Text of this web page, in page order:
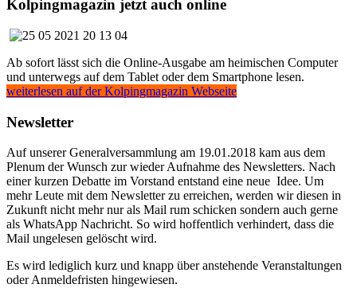
Kolpingmagazin jetzt auch online
Ab sofort lässt sich die Online-Ausgabe am heimischen Computer
und unterwegs auf dem Tablet oder dem Smartphone lesen.
weiterlesen auf der Kolpingmagazin Webseite
Newsletter
Auf unserer Generalversammlung am 19.01.2018 kam aus dem
Plenum der Wunsch zur wieder Aufnahme des Newsletters. Nach
einer kurzen Debatte im Vorstand entstand eine neue Idee. Um
mehr Leute mit dem Newsletter zu erreichen, werden wir diesen in
Zukunft nicht mehr nur als Mail rum schicken sondern auch gerne
als WhatsApp Nachricht. So wird hoffentlich verhindert, dass die
Mail ungelesen gelöscht wird.
Es wird lediglich kurz und knapp über anstehende Veranstaltungen
oder Anmeldefristen hingewiesen.